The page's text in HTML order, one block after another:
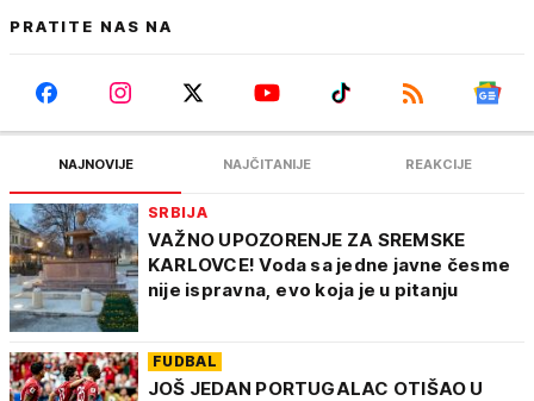
PRATITE NAS NA
NAJNOVIJE NAJČITANIJE REAKCIJE
SRBIJA
VAŽNO UPOZORENJE ZA SREMSKE
KARLOVCE! Voda sa jedne javne česme
nije ispravna, evo koja je u pitanju
FUDBAL
JOŠ JEDAN PORTUGALAC OTIŠAO U